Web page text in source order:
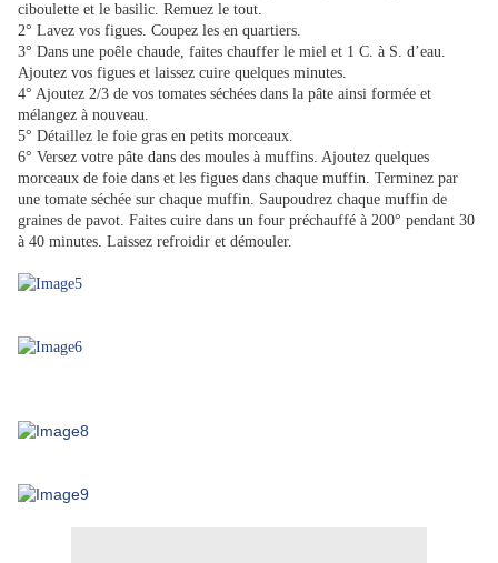
ciboulette et le basilic. Remuez le tout.
2° Lavez vos figues. Coupez les en quartiers.
3° Dans une poêle chaude, faites chauffer le miel et 1 C. à S. d’eau.
Ajoutez vos figues et laissez cuire quelques minutes.
4° Ajoutez 2/3 de vos tomates séchées dans la pâte ainsi formée et
mélangez à nouveau.
5° Détaillez le foie gras en petits morceaux.
6° Versez votre pâte dans des moules à muffins. Ajoutez quelques
morceaux de foie dans et les figues dans chaque muffin. Terminez par
une tomate séchée sur chaque muffin. Saupoudrez chaque muffin de
graines de pavot. Faites cuire dans un four préchauffé à 200° pendant 30
à 40 minutes. Laissez refroidir et démouler.